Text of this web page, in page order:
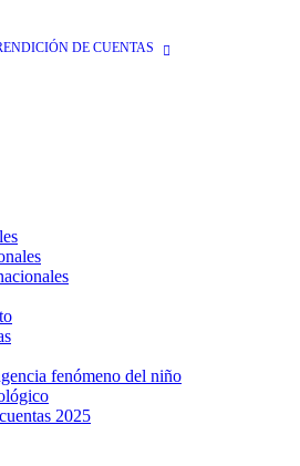
DE CUENTAS
fenómeno del niño
2025